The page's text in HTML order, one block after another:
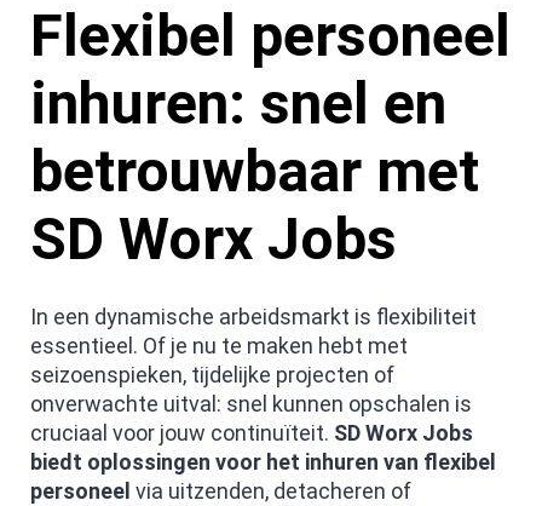
Flexibel personeel
inhuren: snel en
betrouwbaar met
SD Worx Jobs
In een dynamische arbeidsmarkt is flexibiliteit
essentieel. Of je nu te maken hebt met
seizoenspieken, tijdelijke projecten of
onverwachte uitval: snel kunnen opschalen is
cruciaal voor jouw continuïteit. SD Worx Jobs
biedt oplossingen voor het inhuren van flexibel
personeel via uitzenden, detacheren of